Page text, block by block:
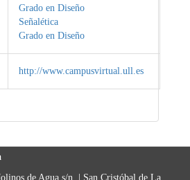
Grado en Diseño
Señalética
Grado en Diseño
http://www.campusvirtual.ull.es
de Agua s/n. | San Cristóbal de La